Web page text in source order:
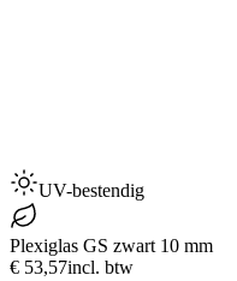
UV-bestendig
Plexiglas GS zwart 10 mm
€ 53,57incl. btw